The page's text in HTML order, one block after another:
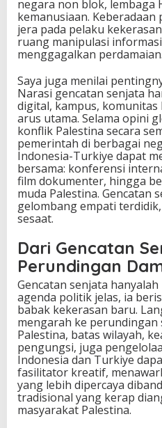
negara non blok, lembaga
kemanusiaan.
jera pada pelaku
ruang manipulasi
menggagalkan perdamaian.
Saya juga menilai
Narasi gencatan senjata
digital, kampus,
arus utama. Selama opini
konflik Palestina secara
pemerintah di berbagai
Indonesia-Turkiye dapat
bersama: konferensi
film dokumenter, hingga
muda Palestina. Gencatan
gelombang empati
sesaat.
Dari Gencatan
Perundingan
Gencatan senjata
agenda politik jelas, ia
babak kekerasan baru.
mengarah ke
Palestina, batas wilayah,
pengungsi, juga
Indonesia dan Turkiye
fasilitator kreatif,
yang lebih dipercaya
tradisional yang kerap
masyarakat Palestina.